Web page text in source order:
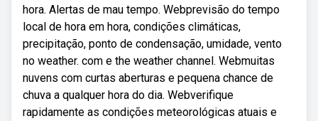
hora. Alertas de mau tempo. Webprevisão do tempo
local de hora em hora, condições climáticas,
precipitação, ponto de condensação, umidade, vento
no weather. com e the weather channel. Webmuitas
nuvens com curtas aberturas e pequena chance de
chuva a qualquer hora do dia. Webverifique
rapidamente as condições meteorológicas atuais e